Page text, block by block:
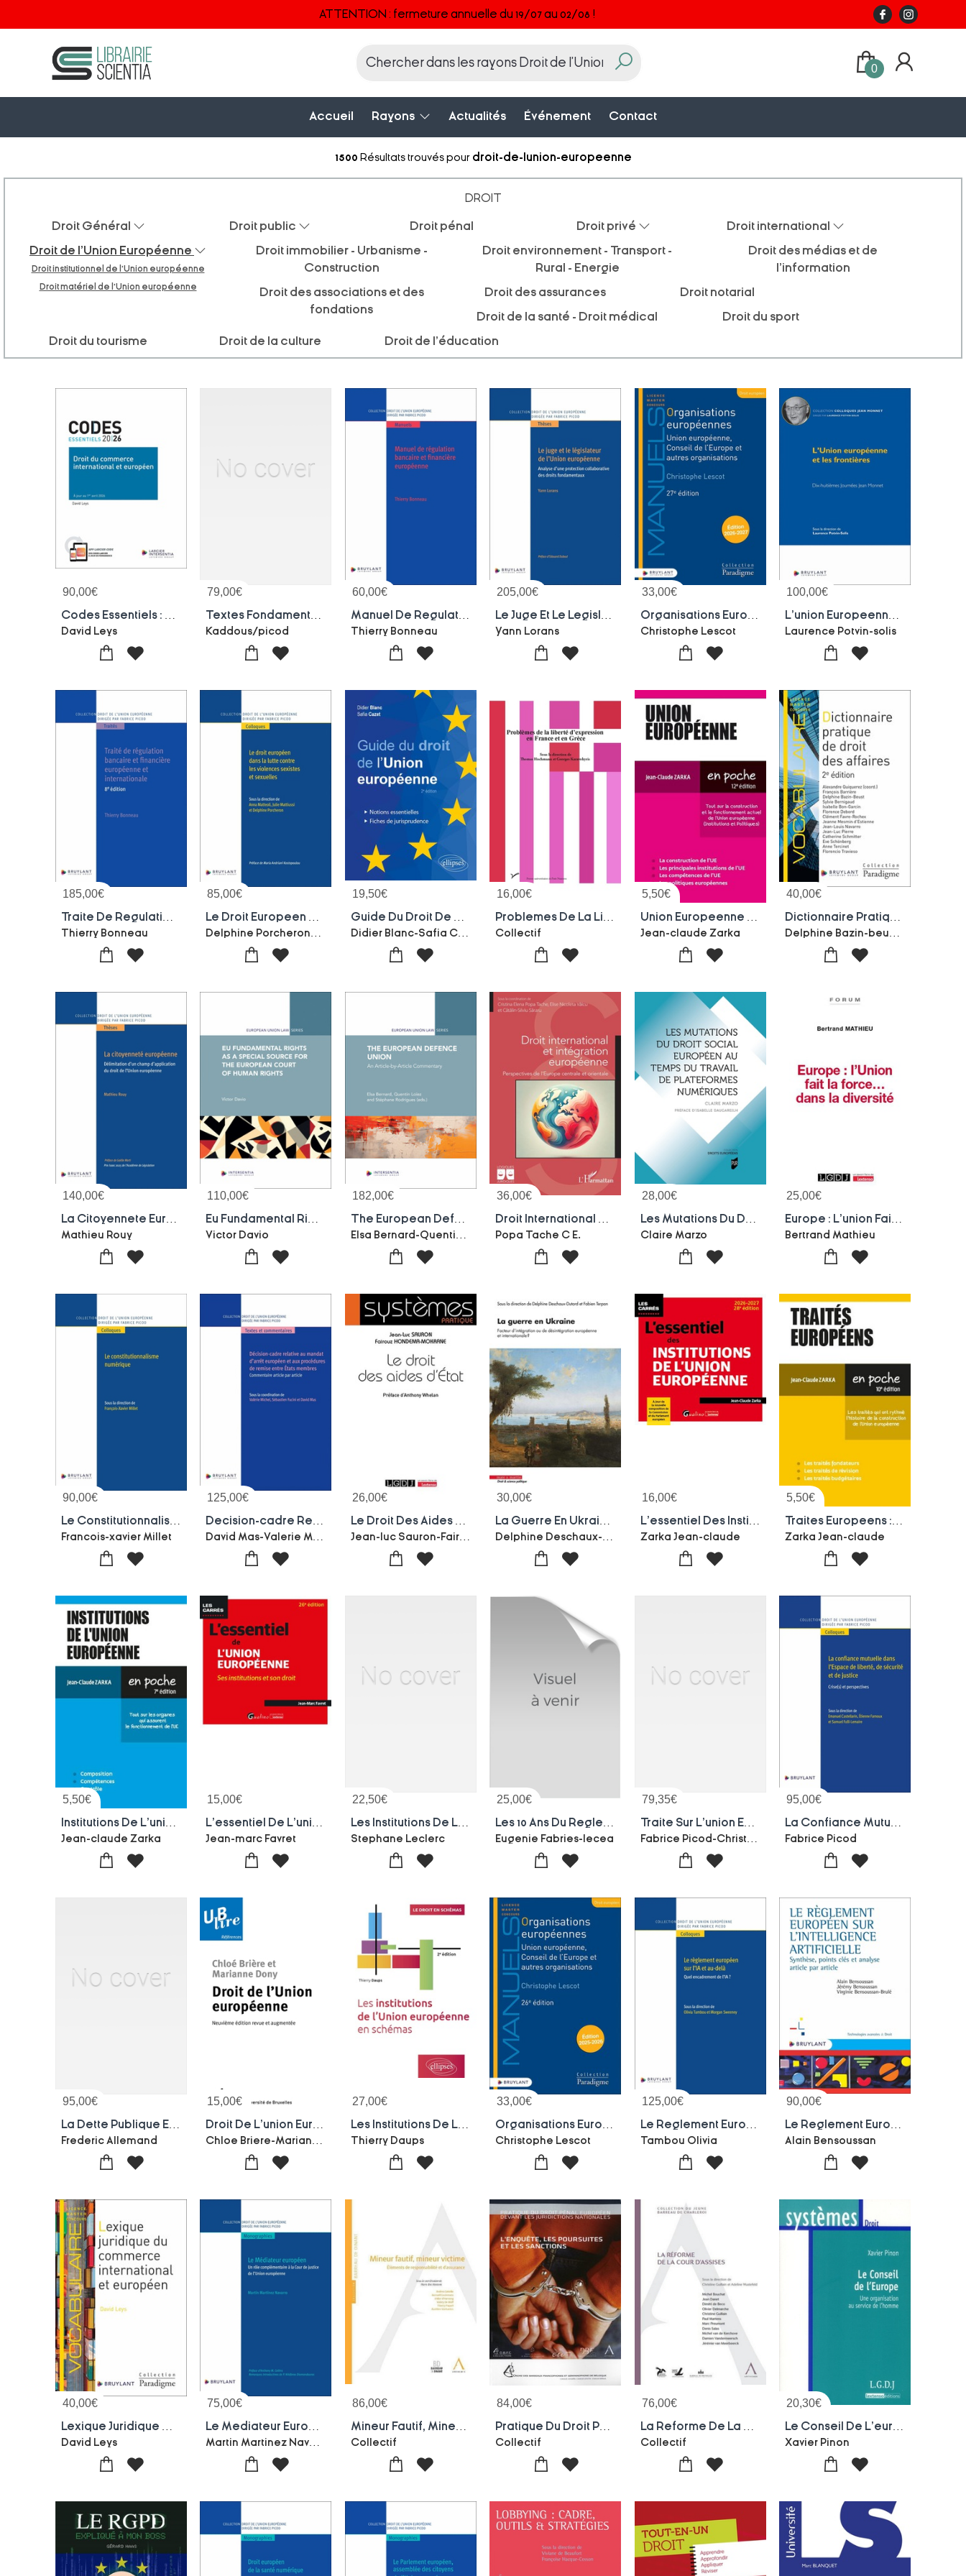
ATTENTION : fermeture annuelle du 19/07 au 02/08 !
0
Accueil Rayons Actualités Événement Contact
1500 Résultats trouvés pour droit-de-lunion-europeenne
DROIT
Droit Général Droit public Droit pénal Droit privé
Droit international
Droit de l'Union Européenne
Droit institutionnel de l'Union européenne
Droit matériel de l'Union européenne
Droit immobilier - Urbanisme -
Construction
Droit environnement - Transport -
Rural - Energie
Droit des médias et de
l'information
Droit des associations et des
fondations
Droit des assurances
Droit notarial
Droit de la santé - Droit médical
Droit du sport
Droit du tourisme
Droit de la culture Droit de l'éducation
90,00€
David Leys
79,00€
Kaddous/picod
60,00€
Thierry Bonneau
205,00€
Yann Lorans
33,00€
Christophe Lescot
100,00€
Laurence Potvin-solis
185,00€
Thierry Bonneau
85,00€ 19,50€
Didier Blanc-Safia Cazet
16,00€
Collectif
5,50€
Jean-claude Zarka
40,00€
140,00€
Mathieu Rouy
110,00€
Victor Davio
182,00€ 36,00€
Popa Tache C E.
28,00€
Claire Marzo
25,00€
Bertrand Mathieu
90,00€
Le Constitutionnalisme Numerique
Francois-xavier Millet
125,00€ 26,00€
Jean-luc Sauron-Fairouz Mokrane
30,00€ 16,00€
Zarka Jean-claude
5,50€
Zarka Jean-claude
5,50€
Jean-claude Zarka
15,00€
Jean-marc Favret
22,50€
Les Institutions De L'union Europeenne : Cours Integral Et Synthetique + Tableaux Et Schemas
Stephane Leclerc
25,00€
Eugenie Fabries-lecea
79,35€
Traite Sur L'union Europeenne : Traite Sur Le Fonctionnement De L'union Europeenne - Charte Des Droits Fondamentaux
95,00€
Fabrice Picod
95,00€
La Dette Publique En Droit De L'union Europeenne
Frederic Allemand
15,00€ 27,00€
Les Institutions De L'union Europeenne En Schemas : A Jour Au 15 Decembre 2024
Thierry Daups
33,00€
Christophe Lescot
125,00€
Tambou Olivia
90,00€
Alain Bensoussan
40,00€
David Leys
75,00€ 86,00€
Collectif
84,00€
Collectif
76,00€
Collectif
20,30€
Xavier Pinon